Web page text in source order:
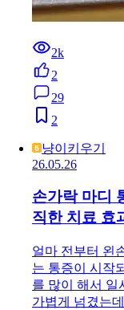
2k
2
29
2
냥이키우기
26.05.26
손가락 마디
직한 치료 효
얼마 전부터 왼
는 통증이 시작
를 많이 해서 일
가볍게 넘겼는